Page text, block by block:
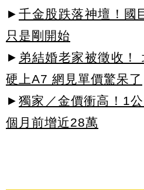
► 千金股跌落神壇！國
只是剛開始
► 弟結婚老家被徵收！
硬上A7 網見單價驚呆了
► 獨家／金價衝高！1
個月前增近28萬